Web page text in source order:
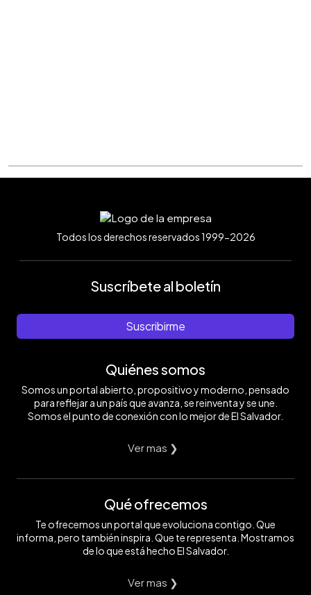
Todos los derechos reservados 1999-2026
Suscríbete al boletín
Suscribirme
Quiénes somos
Somos un portal abierto, propositivo y moderno, pensado
para reflejar a un país que avanza, se reinventa y se une.
Somos el punto de conexión con lo mejor de El Salvador.
Ver mas ❯
Qué ofrecemos
Te ofrecemos un portal que evoluciona contigo. Que
informa, pero también inspira. Que te representa. Mostramos
de lo que está hecho El Salvador.
Ver mas ❯